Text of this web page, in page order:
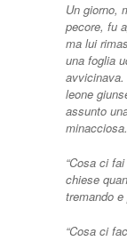
Un giorno,
pecore, fu
ma lui
una foglia
leone
assunto
minacciosa.
“Cosa ci
chiese
tremando
“Cosa ci